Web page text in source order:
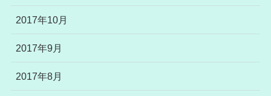
2017年10月
2017年9月
2017年8月